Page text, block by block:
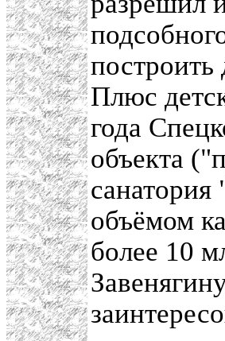
Плюс
года
объекта
объёмом
более 10